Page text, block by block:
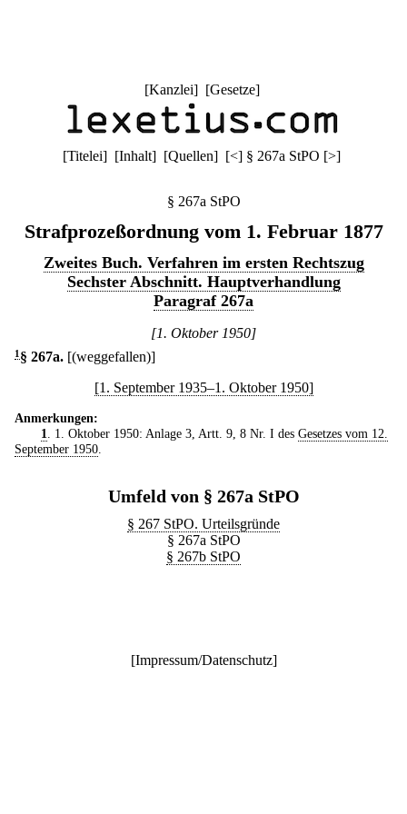
[Kanzlei] [Gesetze]
[Titelei] [Inhalt] [Quellen] [<] § 267a StPO [>]
§ 267a StPO
Strafprozeßordnung vom 1. Februar 1877
Zweites Buch. Verfahren im ersten Rechtszug
Sechster Abschnitt. Hauptverhandlung
Paragraf 267a
[1. Oktober 1950]
1 § 267a. [(weggefallen)]
[1. September 1935–1. Oktober 1950]
Anmerkungen:
1
. 1. Oktober 1950: Anlage 3, Artt. 9, 8 Nr. I des Gesetzes vom 12.
September 1950
Umfeld von § 267a StPO
§ 267 StPO. Urteilsgründe
§ 267a StPO
§ 267b StPO
[Impressum/Datenschutz]